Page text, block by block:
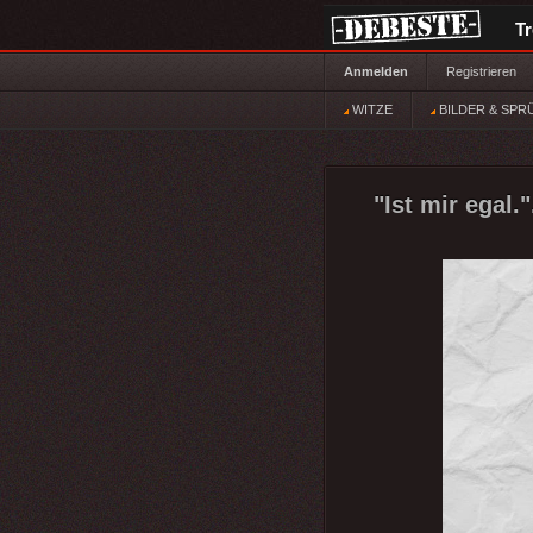
Anmelden Registrieren
WITZE BILDER &
"Ist mir